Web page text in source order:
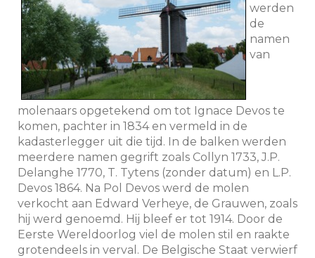
werden
de
namen
van
molenaars opgetekend om tot Ignace Devos te
komen, pachter in 1834 en vermeld in de
kadasterlegger uit die tijd. In de balken werden
meerdere namen gegrift zoals Collyn 1733, J.P.
Delanghe 1770, T. Tytens (zonder datum) en L.P.
Devos 1864. Na Pol Devos werd de molen
verkocht aan Edward Verheye, de Grauwen, zoals
hij werd genoemd. Hij bleef er tot 1914. Door de
Eerste Wereldoorlog viel de molen stil en raakte
grotendeels in verval. De Belgische Staat verwierf